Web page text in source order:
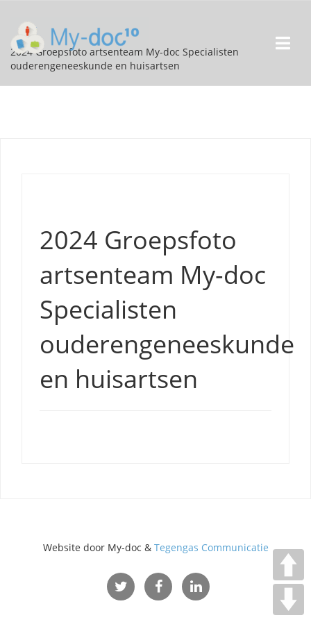
2024 Groepsfoto artsenteam My-doc Specialisten
ouderengeneeskunde en huisartsen
2024 Groepsfoto
artsenteam My-doc
Specialisten
ouderengeneeskunde
en huisartsen
Website door My-doc & Tegengas Communicatie